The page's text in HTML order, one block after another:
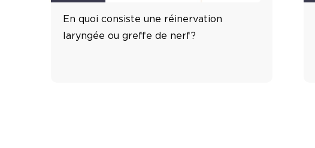
En quoi consiste une réinervation
laryngée ou greffe de nerf?